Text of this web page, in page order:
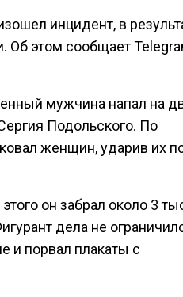
инцидент, в
Об этом сообщает
мужчина напал на
Подольского. По
женщин, ударив их
он забрал около 3
дела не
и порвал плакаты с